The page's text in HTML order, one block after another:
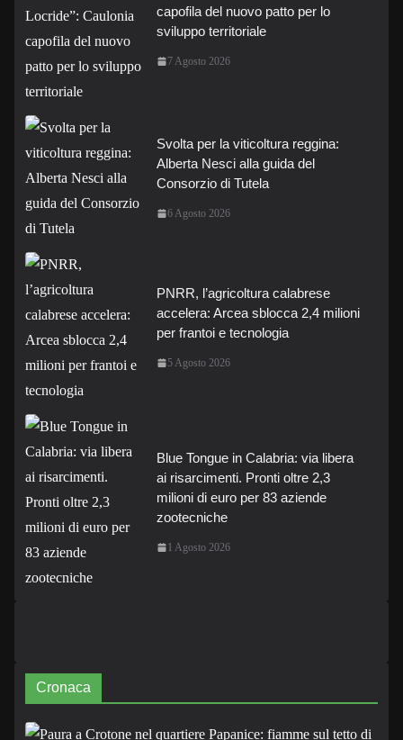
capofila del nuovo patto per lo
sviluppo territoriale
7 Agosto 2026
Svolta per la viticoltura reggina:
Alberta Nesci alla guida del
Consorzio di Tutela
6 Agosto 2026
PNRR, l’agricoltura calabrese
accelera: Arcea sblocca 2,4 milioni
per frantoi e tecnologia
5 Agosto 2026
Blue Tongue in Calabria: via libera
ai risarcimenti. Pronti oltre 2,3
milioni di euro per 83 aziende
zootecniche
1 Agosto 2026
Cronaca